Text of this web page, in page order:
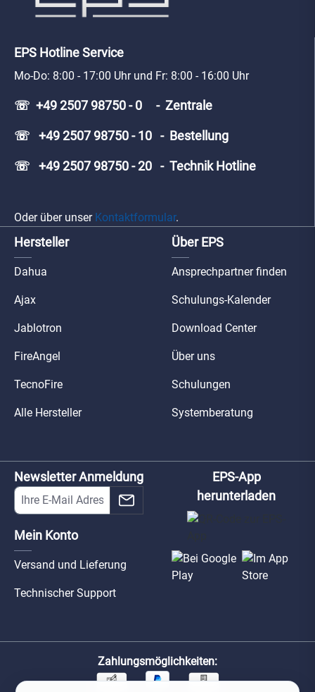
EPS Hotline Service
Mo-Do: 8:00 - 17:00 Uhr und Fr: 8:00 - 16:00 Uhr
☏ +49 2507 98750 - 0 - Zentrale
☏ +49 2507 98750 - 10 - Bestellung
☏ +49 2507 98750 - 20 - Technik Hotline
Oder über unser Kontaktformular.
Hersteller
Dahua
Ajax
Jablotron
FireAngel
TecnoFire
Alle Hersteller
Über EPS
Ansprechpartner finden
Schulungs-Kalender
Download Center
Über uns
Schulungen
Systemberatung
Newsletter Anmeldung
Mein Konto
Versand und Lieferung
Technischer Support
EPS-App
herunterladen
Zahlungsmöglichkeiten: